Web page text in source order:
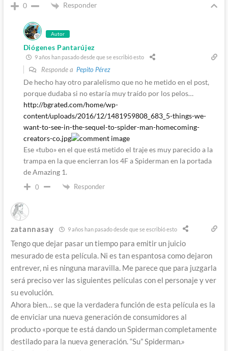
0 Responder
Autor
Diógenes Pantarújez
9 años han pasado desde que se escribió esto
Responde a Pepito Pérez
De hecho hay otro paralelismo que no he metido en el post,
porque dudaba si no estaría muy traído por los pelos…
http://bgrated.com/home/wp-
content/uploads/2016/12/1481959808_683_5-things-we-
want-to-see-in-the-sequel-to-spider-man-homecoming-
creators-co.jpg
Ese «tubo» en el que está metido el traje es muy parecido a la
trampa en la que encierran los 4F a Spiderman en la portada
de Amazing 1.
0 Responder
zatannasay 9 años han pasado desde que se escribió esto
Tengo que dejar pasar un tiempo para emitir un juicio
mesurado de esta película. Ni es tan espantosa como dejaron
entrever, ni es ninguna maravilla. Me parece que para juzgarla
será preciso ver las siguientes películas con el personaje y ver
su evolución.
Ahora bien… se que la verdadera función de esta película es la
de enviciar una nueva generación de consumidores al
producto «porque te está dando un Spiderman completamente
destilado para la nueva generación. “Su” Spiderman.»